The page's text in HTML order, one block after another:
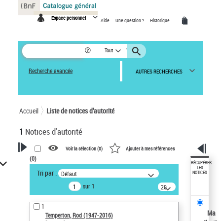
Espace personnel Aide Une question ? Historique
Tout
Recherche avancée AUTRES RECHERCHES
Accueil Liste de notices d’autorité
1 Notices d'autorité
VOTRE RECHERCHE
Recherche avancée dans les
notices d’autorité
Œuvres liées à l'auteur :
Temperton, Rod (1947-2016)
Voir la sélection (0) Ajouter à mes références
(0)
Tri par : Défaut
sur 1
20
résultats/page
1
Temperton, Rod (1947-2016)
RÉCUPÉRER
LES
NOTICES
Ma
Panneau de gestion des cookies